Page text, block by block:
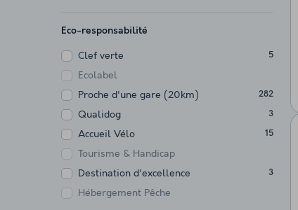
Eco-responsabilité
Clef verte 5
Ecolabel
Proche d'une gare (20km)
282
Qualidog 3
Accueil Vélo 15
Tourisme & Handicap
Destination d'excellence
3
Hébergement Pêche